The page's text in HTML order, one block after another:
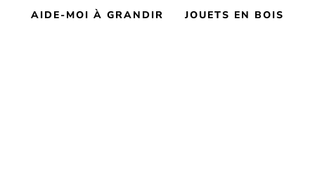
AIDE-MOI À GRANDIR JOUETS EN BOIS